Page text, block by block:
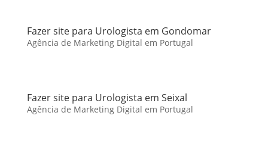
Fazer site para Urologista em Gondomar
Agência de Marketing Digital em Portugal
Fazer site para Urologista em Seixal
Agência de Marketing Digital em Portugal